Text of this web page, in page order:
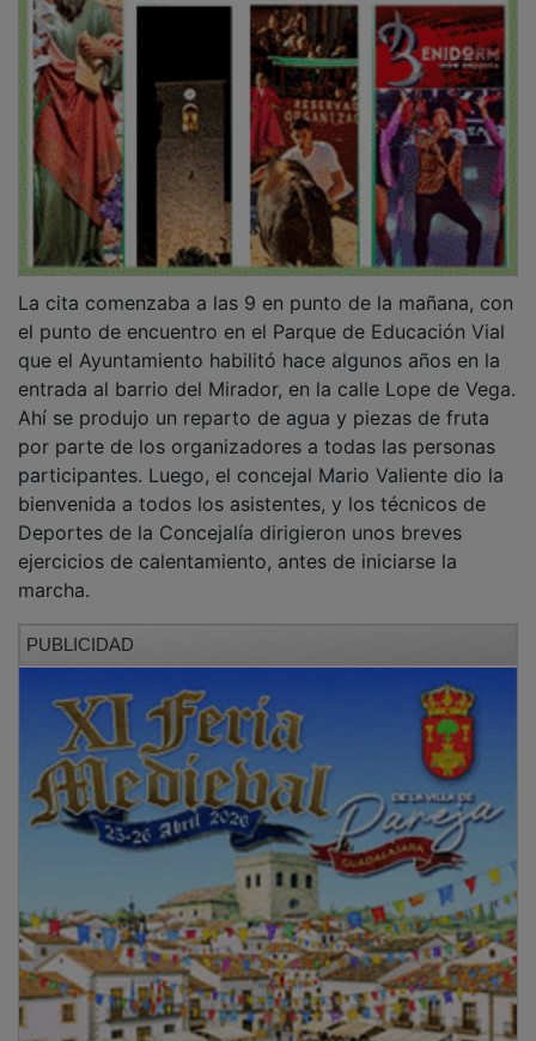
el punto de encuentro en el Parque de Educación Vial
que el Ayuntamiento habilitó hace algunos años en la
entrada al barrio del Mirador, en la calle Lope de Vega.
Ahí se produjo un reparto de agua y piezas de fruta
por parte de los organizadores a todas las personas
participantes. Luego, el concejal Mario Valiente dio la
bienvenida a todos los asistentes, y los técnicos de
Deportes de la Concejalía dirigieron unos breves
ejercicios de calentamiento, antes de iniciarse la
marcha.